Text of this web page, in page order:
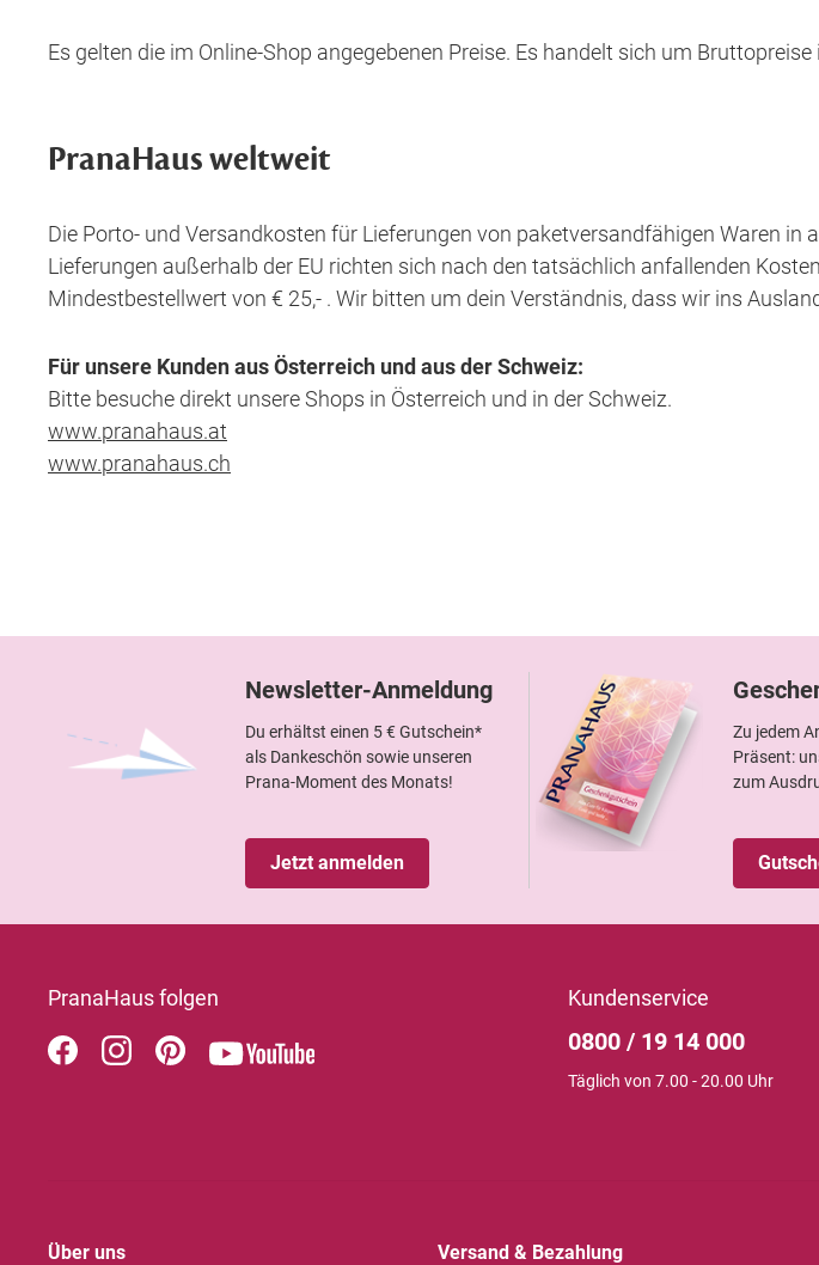
Es gelten die im Online-Shop angegebenen Preise. Es handelt sich um
PranaHaus weltweit
Die Porto- und Versandkosten für Lieferungen von paketversandfähigen Waren in
Lieferungen außerhalb der EU richten sich nach den tatsächlich anfallenden
Mindestbestellwert von € 25,- . Wir bitten um dein Verständnis, dass wir ins
Für unsere Kunden aus Österreich und aus der Schweiz:
Bitte besuche direkt unsere Shops in Österreich und in der Schweiz.
www.pranahaus.at
www.pranahaus.ch
Newsletter-Anmeldung
Du erhältst einen 5 € Gutschein*
als Dankeschön sowie unseren
Prana-Moment des Monats!
Jetzt anmelden
Zu jedem
Präsent:
zum
PranaHaus folgen Kundenservice
0800 / 19 14 000
Täglich von 7.00 - 20.00 Uhr
Über uns Versand & Bezahlung